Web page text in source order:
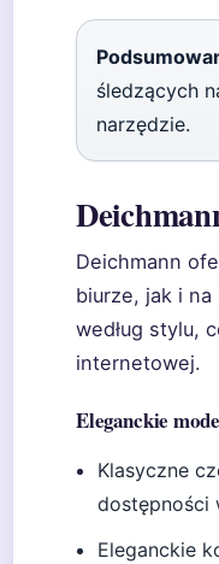
śledzących
narzędzie.
Deichmann
biurze, jak i
według stylu,
internetowej.
Eleganckie
Klasyczne
dostępności
Eleganckie